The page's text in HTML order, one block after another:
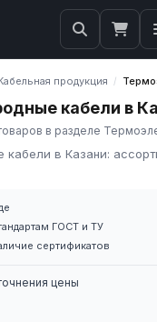
продукция /
кабели в
в разделе
кабели в Казани:
предлагает
промышленных
широкий
кабели различных
качества.
в России
ГОСТ и ТУ
сертификатов
цены